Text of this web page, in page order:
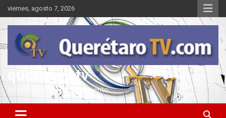
Saltar
al
contenido
viernes, agosto 7, 2026
queretarotv
Información y entretenimiento